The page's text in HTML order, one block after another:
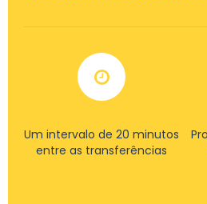
Um intervalo de 20 minutos
entre as transferências